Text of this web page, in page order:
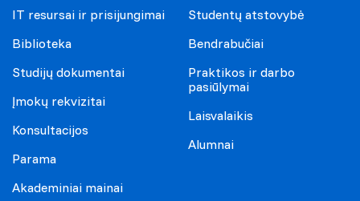
IT resursai ir prisijungimai
Biblioteka
Studijų dokumentai
Įmokų rekvizitai
Konsultacijos
Parama
Akademiniai mainai
Studentų atstovybė
Bendrabučiai
Praktikos ir darbo
pasiūlymai
Laisvalaikis
Alumnai